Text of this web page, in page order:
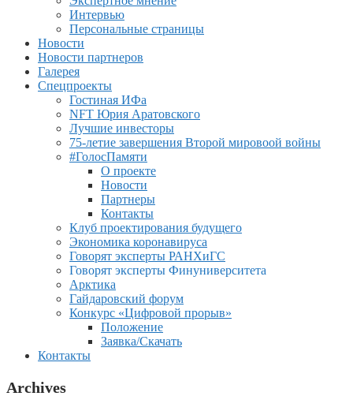
Интервью
Персональные страницы
Новости
Новости партнеров
Галерея
Спецпроекты
Гостиная ИФа
NFT Юрия Аратовского
Лучшие инвесторы
75-летие завершения Второй мировоой войны
#ГолосПамяти
О проекте
Новости
Партнеры
Контакты
Клуб проектирования будущего
Экономика коронавируса
Говорят эксперты РАНХиГС
Говорят эксперты Финуниверситета
Арктика
Гайдаровский форум
Конкурс «Цифровой прорыв»
Положение
Заявка/Скачать
Контакты
Archives